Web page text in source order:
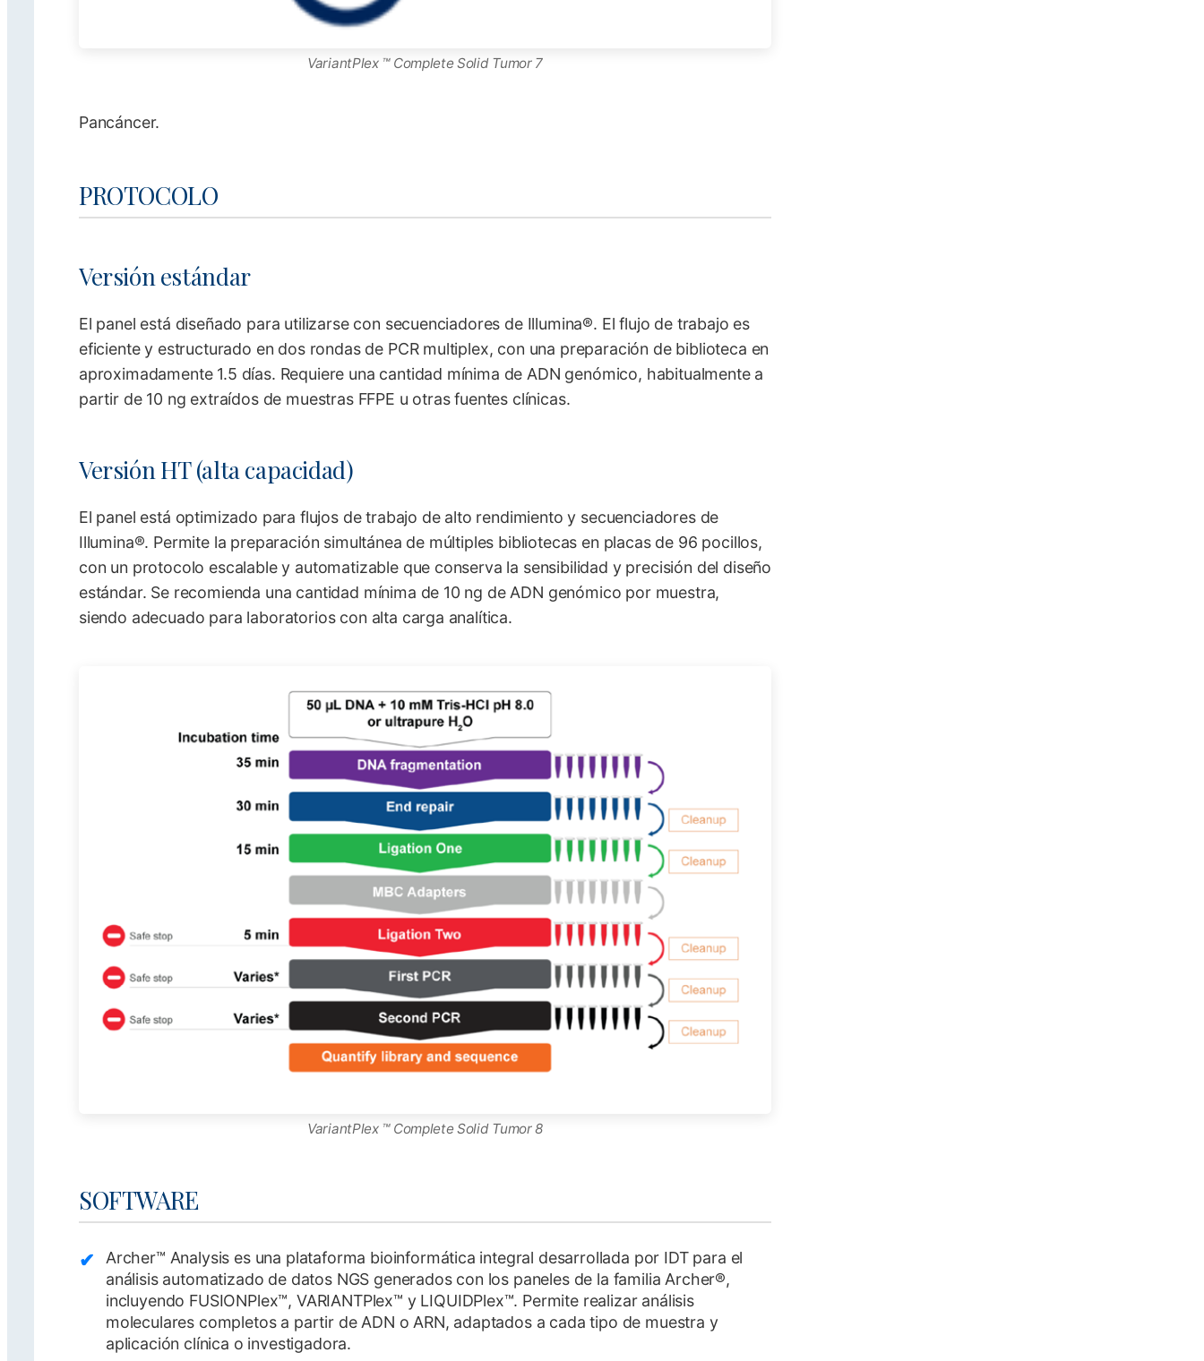
VariantPlex ™ Complete Solid Tumor 7
Pancáncer.
PROTOCOLO
Versión estándar
El panel está diseñado para utilizarse con secuenciadores de Illumina®. El flujo de trabajo es
eficiente y estructurado en dos rondas de PCR multiplex, con una preparación de biblioteca en
aproximadamente 1.5 días. Requiere una cantidad mínima de ADN genómico, habitualmente a
partir de 10 ng extraídos de muestras FFPE u otras fuentes clínicas.
Versión HT (alta capacidad)
El panel está optimizado para flujos de trabajo de alto rendimiento y secuenciadores de
Illumina®. Permite la preparación simultánea de múltiples bibliotecas en placas de 96 pocillos,
con un protocolo escalable y automatizable que conserva la sensibilidad y precisión del diseño
estándar. Se recomienda una cantidad mínima de 10 ng de ADN genómico por muestra,
siendo adecuado para laboratorios con alta carga analítica.
VariantPlex ™ Complete Solid Tumor 8
SOFTWARE
Archer™ Analysis es una plataforma bioinformática integral desarrollada por IDT para el
análisis automatizado de datos NGS generados con los paneles de la familia Archer®,
incluyendo FUSIONPlex™, VARIANTPlex™ y LIQUIDPlex™. Permite realizar análisis
moleculares completos a partir de ADN o ARN, adaptados a cada tipo de muestra y
aplicación clínica o investigadora.